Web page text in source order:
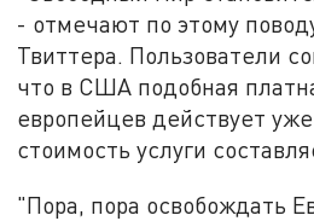
- отмечают по этому
Твиттера. Пользователи
что в США подобная
европейцев действует
стоимость услуги
"Пора, пора освобождать